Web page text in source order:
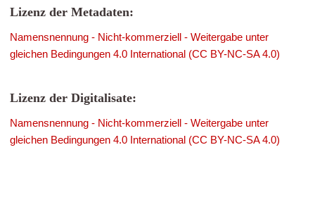
Lizenz der Metadaten:
Namensnennung - Nicht-kommerziell - Weitergabe unter
gleichen Bedingungen 4.0 International (CC BY-NC-SA 4.0)
Lizenz der Digitalisate:
Namensnennung - Nicht-kommerziell - Weitergabe unter
gleichen Bedingungen 4.0 International (CC BY-NC-SA 4.0)